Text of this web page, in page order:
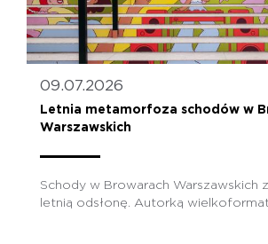
09.07.2026
Letnia metamorfoza schodów w
Warszawskich
Schody w Browarach Warszawskich
letnią odsłonę. Autorką